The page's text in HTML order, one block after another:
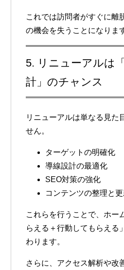
これでは訪問者がすぐに離
の機会を失うことになりま
5. リニューアルは
計」のチャンス
リニューアルは単なる見た
せん。
ターゲットの明確化
導線設計の最適化
SEO対策の強化
コンテンツの整理と
これらを行うことで、ホー
らえる＋行動してもらえる
わります。
さらに、アクセス解析や改